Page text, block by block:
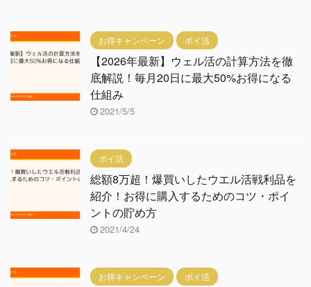
お得キャンペーン ポイ活
【2026年最新】ウェル活の計算方法を徹
底解説！毎月20日に最大50%お得になる
仕組み
2021/5/5
ポイ活
総額8万超！爆買いしたウエル活戦利品を
紹介！お得に購入するためのコツ・ポイ
ントの貯め方
2021/4/24
お得キャンペーン ポイ活